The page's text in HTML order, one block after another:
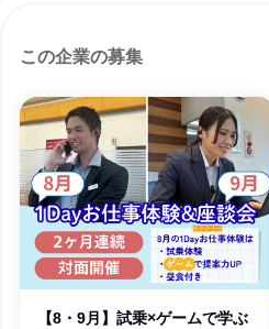
この企業の募集
【8・9月】試乗×ゲームで学ぶ